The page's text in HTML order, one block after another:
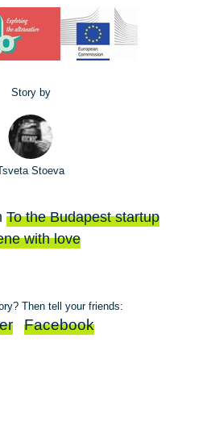
Story by
Stoeva
To the Budapest startup
with love
Then tell your friends:
Facebook